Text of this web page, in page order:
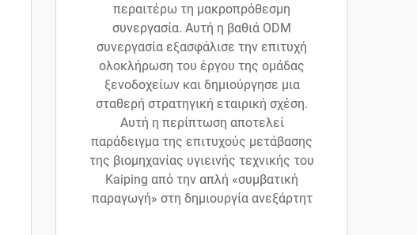
περαιτέρω τη μακροπρόθεσμη
συνεργασία. Αυτή η βαθιά ODM
συνεργασία εξασφάλισε την επιτυχή
ολοκλήρωση του έργου της ομάδας
ξενοδοχείων και δημιούργησε μια
σταθερή στρατηγική εταιρική σχέση.
Αυτή η περίπτωση αποτελεί
παράδειγμα της επιτυχούς μετάβασης
της βιομηχανίας υγιεινής τεχνικής του
Kaiping από την απλή «συμβατική
παραγωγή» στη δημιουργία ανεξάρτητ